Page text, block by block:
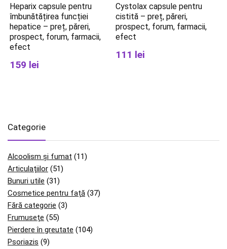
Heparix capsule pentru
îmbunătățirea funcției
hepatice – preț, păreri,
prospect, forum, farmacii,
efect
159 lei
Cystolax capsule pentru
cistită – preț, păreri,
prospect, forum, farmacii,
efect
111 lei
Categorie
Alcoolism și fumat (11)
Articulațiilor (51)
Bunuri utile (31)
Cosmetice pentru față (37)
Fără categorie (3)
Frumusețe (55)
Pierdere în greutate (104)
Psoriazis (9)